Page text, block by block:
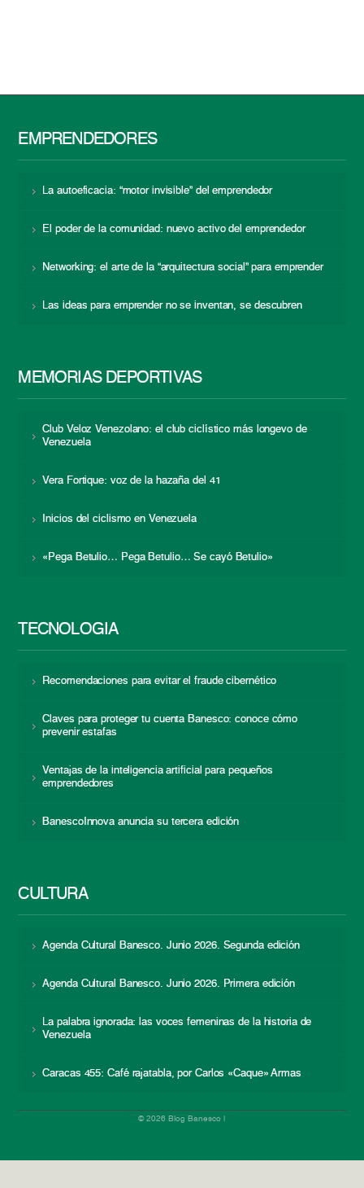
EMPRENDEDORES
La autoeficacia: “motor invisible” del emprendedor
El poder de la comunidad: nuevo activo del emprendedor
Networking: el arte de la “arquitectura social” para emprender
Las ideas para emprender no se inventan, se descubren
MEMORIAS DEPORTIVAS
Club Veloz Venezolano: el club ciclístico más longevo de
Venezuela
Vera Fortique: voz de la hazaña del 41
Inicios del ciclismo en Venezuela
«Pega Betulio… Pega Betulio… Se cayó Betulio»
TECNOLOGÍA
Recomendaciones para evitar el fraude cibernético
Claves para proteger tu cuenta Banesco: conoce cómo
prevenir estafas
Ventajas de la inteligencia artificial para pequeños
emprendedores
BanescoInnova anuncia su tercera edición
CULTURA
Agenda Cultural Banesco. Junio 2026. Segunda edición
Agenda Cultural Banesco. Junio 2026. Primera edición
La palabra ignorada: las voces femeninas de la historia de
Venezuela
Caracas 455: Café rajatabla, por Carlos «Caque» Armas
© 2026 Blog Banesco |